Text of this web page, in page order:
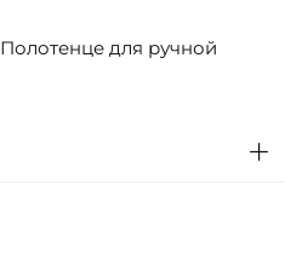
Полотенце для ручной